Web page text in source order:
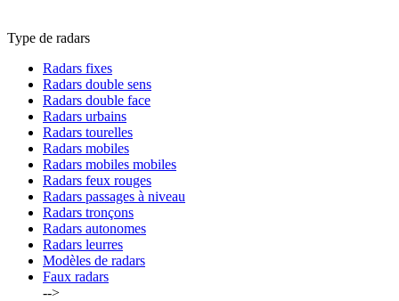
Type de radars
Radars fixes
Radars double sens
Radars double face
Radars urbains
Radars tourelles
Radars mobiles
Radars mobiles mobiles
Radars feux rouges
Radars passages à niveau
Radars tronçons
Radars autonomes
Radars leurres
Modèles de radars
Faux radars
-->